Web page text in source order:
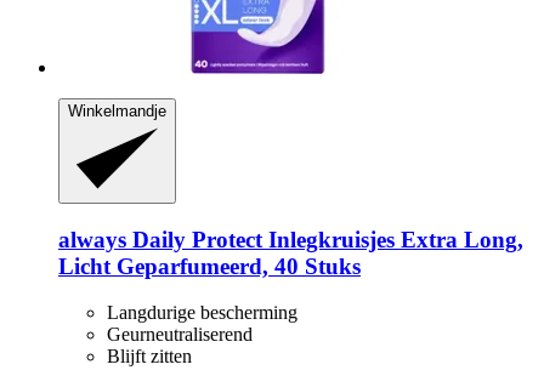
Winkelmandje
always Daily Protect Inlegkruisjes Extra Long,
Licht Geparfumeerd, 40 Stuks
Langdurige bescherming
Geurneutraliserend
Blijft zitten